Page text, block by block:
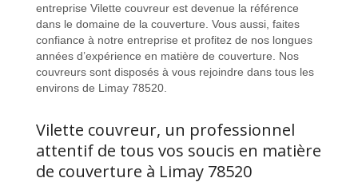
entreprise Vilette couvreur est devenue la référence
dans le domaine de la couverture. Vous aussi, faites
confiance à notre entreprise et profitez de nos longues
années d’expérience en matière de couverture. Nos
couvreurs sont disposés à vous rejoindre dans tous les
environs de Limay 78520.
Vilette couvreur, un professionnel
attentif de tous vos soucis en matière
de couverture à Limay 78520